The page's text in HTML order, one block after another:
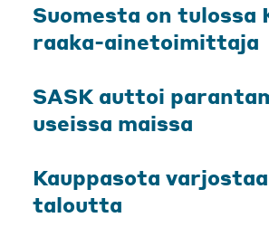
Suomesta on tulossa
raaka-ainetoimittaja
SASK auttoi
useissa maissa
Kauppasota
taloutta